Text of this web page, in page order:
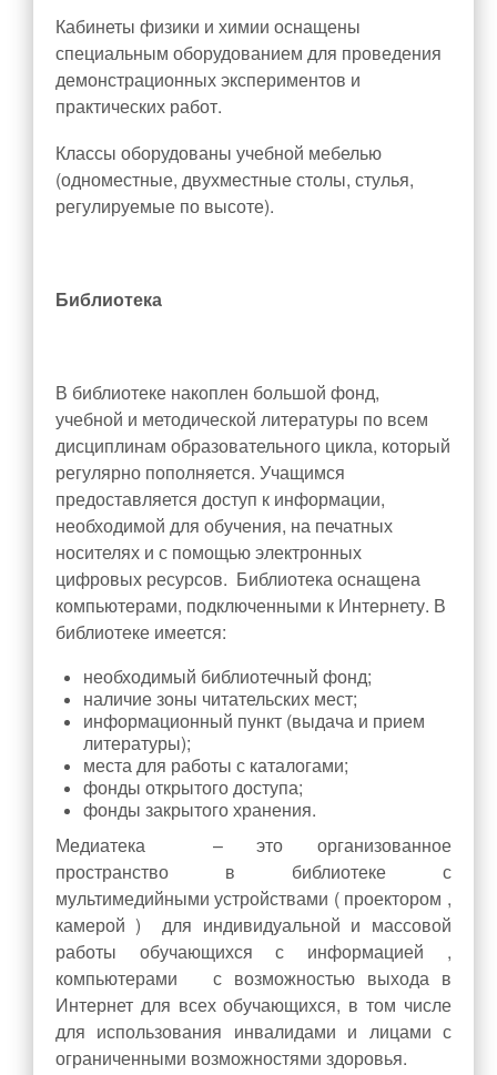
Музей «Десант Памяти. Лиговский рубеж»
Знакомство с музеем
Нормативные документы музея
Визитка музея
Экскурсионная и просветительская деятельность музея
Документы ОДОД
Визитная карточка ОДОД
Деятельность ОДОД
ШСК
Достижения обучающихся ОДОД
Достижения педагогов ОДОД
Фото и видеоматериалы
Школьный театр
Школьные новости
Медиацентр#217
Безопасность
Безопасность
Противопожарная безопасность и действия в чрезвычайных
ситуациях
Безопасный интернет
Профилактика экстремизма и терроризма
Противодействие коррупции
Нормативные правовые и иные акты в сфере
Кабинеты физики и химии оснащены
специальным оборудованием для проведения
демонстрационных экспериментов и
практических работ.
Классы оборудованы учебной мебелью
(одноместные, двухместные столы, стулья,
регулируемые по высоте).
Библиотека
В библиотеке накоплен большой фонд,
учебной и методической литературы по всем
дисциплинам образовательного цикла, который
регулярно пополняется. Учащимся
предоставляется доступ к информации,
необходимой для обучения, на печатных
носителях и с помощью электронных
цифровых ресурсов. Библиотека оснащена
компьютерами, подключенными к Интернету. В
библиотеке имеется:
необходимый библиотечный фонд;
наличие зоны читательских мест;
информационный пункт (выдача и прием
литературы);
места для работы с каталогами;
фонды открытого доступа;
фонды закрытого хранения.
Медиатека – это организованное
пространство в библиотеке с
мультимедийными устройствами ( проектором ,
камерой ) для индивидуальной и массовой
работы обучающихся с информацией ,
компьютерами с возможностью выхода в
Интернет для всех обучающихся, в том числе
для использования инвалидами и лицами с
ограниченными возможностями здоровья.